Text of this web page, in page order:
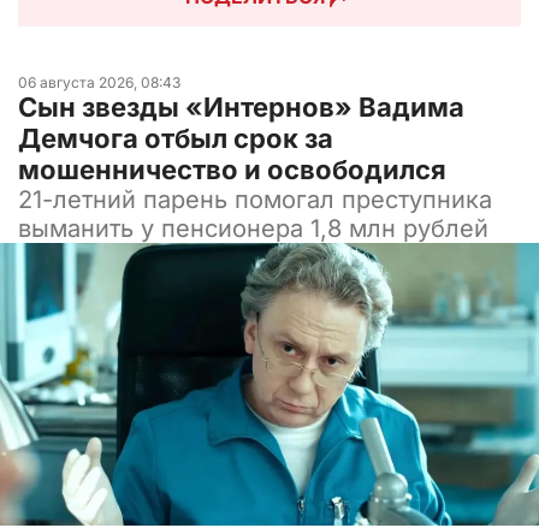
06 августа 2026, 08:43
Сын звезды «Интернов» Вадима
Демчога отбыл срок за
мошенничество и освободился
21-летний парень помогал преступника
выманить у пенсионера 1,8 млн рублей